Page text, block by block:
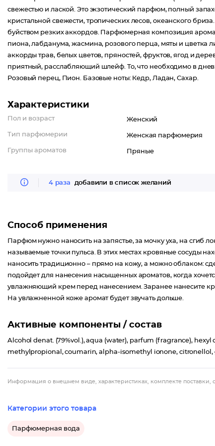
свежестью и лаской. Это экзотический парфюм, полный
кристальной свежести, тропических лесов, океанского
буйством резких аккордов. Парфюмерная композиция
пиона, лабданума, жасмина, розового перца, мяты и цветка
аккорды трав, белых цветов, пряностей, фруктов, ягод и
приятный, расслабляющий шлейф. То, что необходимо в
Розовый перец, Пион. Базовые ноты: Кедр, Ладан, Сахар.
Характеристики
Пол и возраст Женский
Тип парфюмерии Женская парфюмерия
Группы ароматов Пряные
4 раза добавили в список желаний
Способ применения
Парфюм нужно наносить на запястье, за мочку уха, на сгиб
называемые точки пульса. В этих местах кровяные сосуды
наносить традиционно – прямо на кожу, а можно облаком:
подойдет для нанесения насыщенных ароматов, когда
увлажняющий крем перед нанесением. Заранее нанесите
На увлажненной коже аромат будет звучать дольше.
Активные компоненты / состав
Alcohol denat. (79%vol.), aqua (water), parfum (fragrance),
methylpropional, coumarin, alpha-isomethyl ionone, citronellol,
Информация о внешнем виде, характеристиках, комплекте поставки,
Категории этого товара
Парфюмерная вода